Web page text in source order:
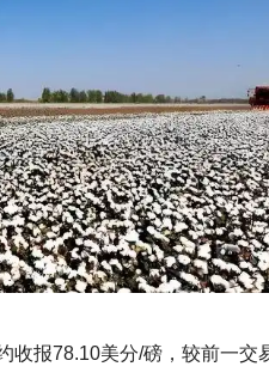
报78.10美分/磅，较前一交